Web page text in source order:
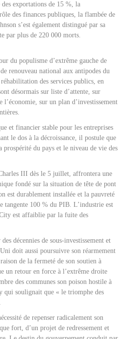
exportations de 15 %, la
des finances publiques, la flambée de
s’est également distingué par sa
par plus de 220 000 morts.
du populisme d’extrême gauche de
renouveau national aux antipodes du
des services publics, en
désormais sur liste d’attente, sur
l’économie, sur un plan d’investissement
et financier stable pour les entreprises
le dos à la décroissance, il postule que
prospérité du pays et le niveau de vie des
III dès le 5 juillet, affrontera une
fondé sur la situation de tête de pont
est durablement installée et la pauvreté
tangente 100 % du PIB. L’industrie est
City est affaiblie par la fuite des
décennies de sous-investissement et
doit aussi poursuivre son réarmement
de la fermeté de son soutien à
un retour en force à l’extrême droite
des communes son poison hostile à
qui soulignait que « le triomphe des
de repenser radicalement son
fort, d’un projet de redressement et